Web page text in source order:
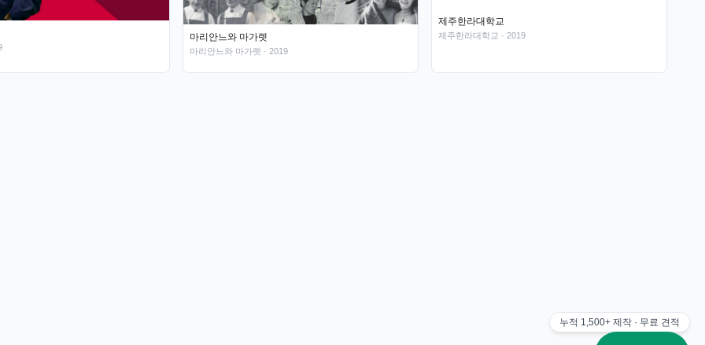
마리안느와 마가렛
마리안느와 마가렛 · 2019
제주한라대학교
제주한라대학교 · 2019
누적 1,500+ 제작 · 무료 견적